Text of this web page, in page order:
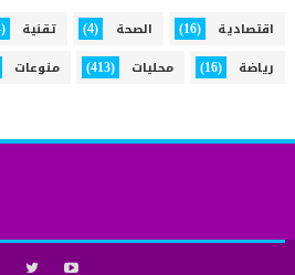
اقتصادية (16) الصحة (4) تقنية (14)
رياضة (16) محليات (413) منوعات